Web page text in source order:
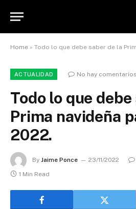
Home » Todo lo que debe saber de la
ACTUALIDAD No hay comentarios
Todo lo que
Prima navideña
2022.
By Jaime Ponce 23/11/2022
1 Min Read